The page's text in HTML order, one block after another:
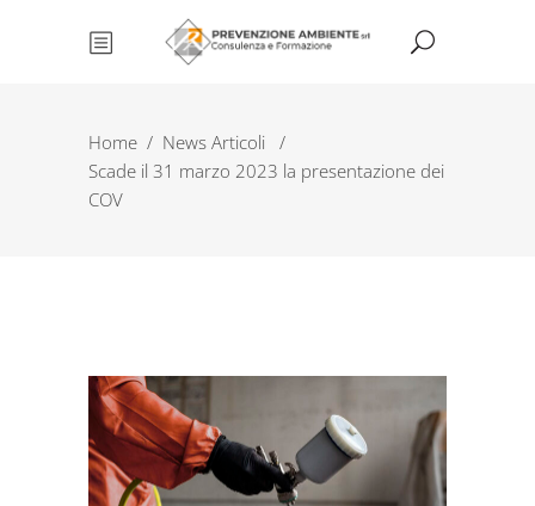
Home / News Articoli /
Scade il 31 marzo 2023 la presentazione dei
COV